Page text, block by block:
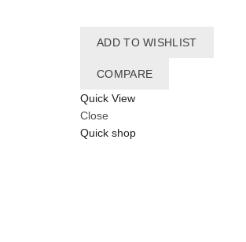
ADD TO WISHLIST
COMPARE
Quick View
Close
Quick shop